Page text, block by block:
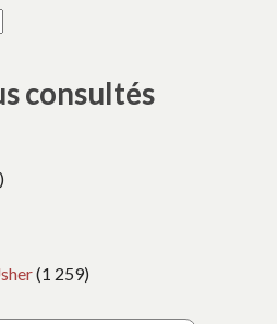
consultés
(1 259)